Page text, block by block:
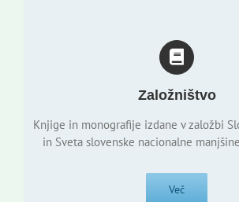
Založništvo
Knjige in monografije izdane v založbi
in Sveta slovenske nacionalne
Več